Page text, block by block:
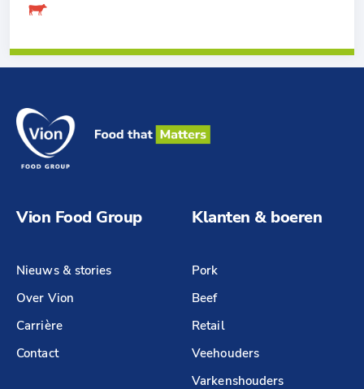
Vion Food Group
Nieuws & stories
Over Vion
Carrière
Contact
Klanten & boeren
Pork
Beef
Retail
Veehouders
Varkenshouders